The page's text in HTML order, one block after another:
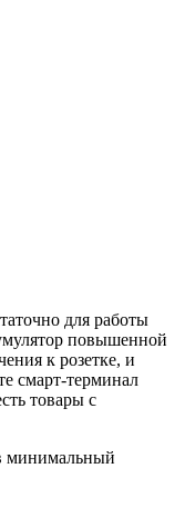
для работы
повышенной
к розетке, и
смарт-терминал
товары с
минимальный